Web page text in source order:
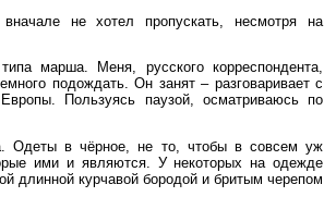
не хотел пропускать, несмотря на
марша. Меня, русского корреспондента,
подождать. Он занят – разговаривает с
Пользуясь паузой, осматриваюсь по
Одеты в чёрное, не то, чтобы в совсем уж
ими и являются. У некоторых на одежде
длинной курчавой бородой и бритым черепом